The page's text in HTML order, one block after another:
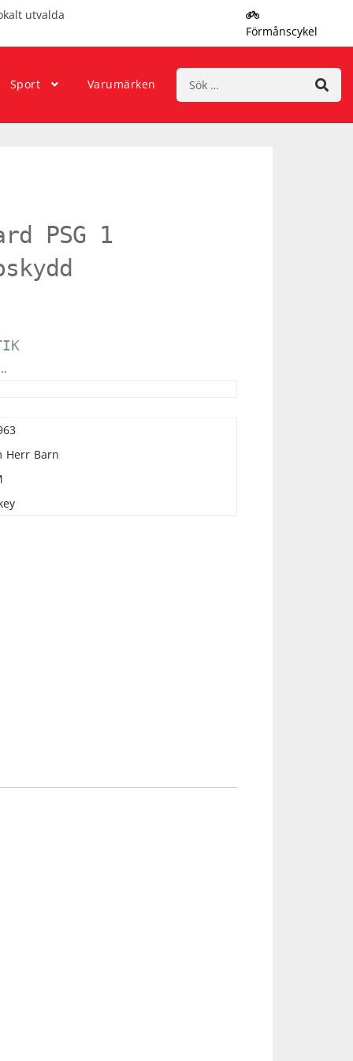
utvalda
Förmånscykel
Sport Varumärken
Sök
efter:
PSG 1
Herr Barn